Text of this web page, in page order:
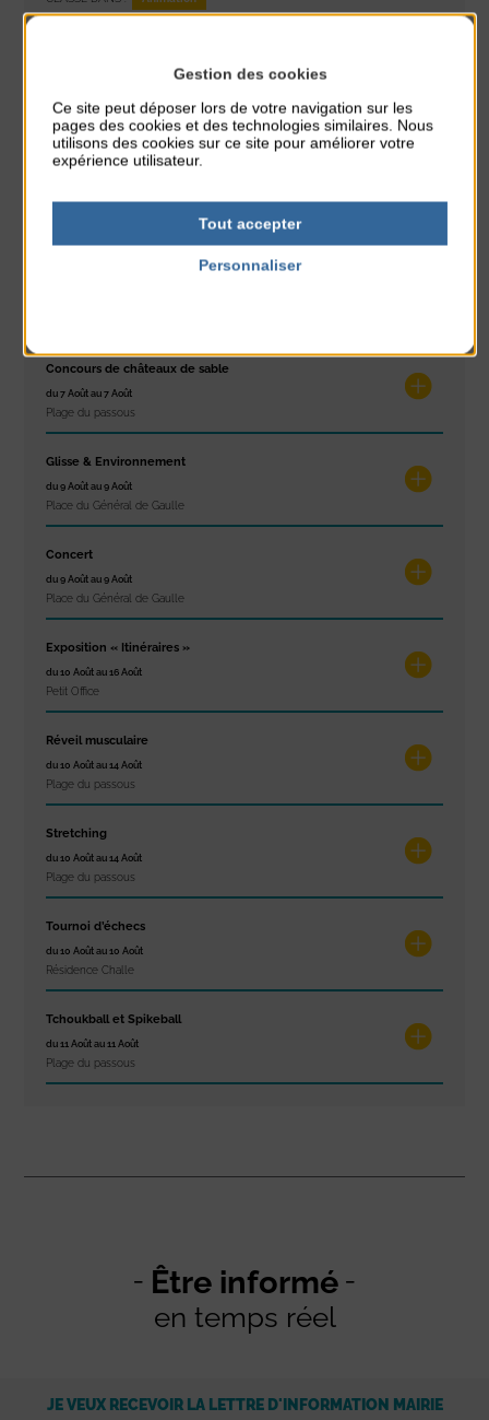
À noter aussi
Concours de châteaux de sable
du 7 Août au 7 Août
Plage du passous
Glisse & Environnement
du 9 Août au 9 Août
Place du Général de Gaulle
Concert
du 9 Août au 9 Août
Place du Général de Gaulle
Exposition « Itinéraires »
du 10 Août au 16 Août
Petit Office
Réveil musculaire
du 10 Août au 14 Août
Plage du passous
Stretching
du 10 Août au 14 Août
Plage du passous
Tournoi d’échecs
du 10 Août au 10 Août
Résidence Challe
Tchoukball et Spikeball
du 11 Août au 11 Août
Plage du passous
Être informé
en temps réel
JE VEUX RECEVOIR LA LETTRE D'INFORMATION MAIRIE
Gestion des cookies
Ce site peut déposer lors de votre navigation sur les
pages des cookies et des technologies similaires. Nous
utilisons des cookies sur ce site pour améliorer votre
expérience utilisateur.
Tout accepter
Personnaliser